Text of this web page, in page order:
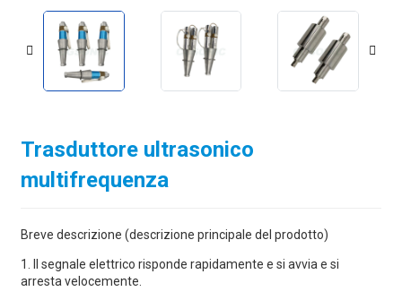
Trasduttore ultrasonico
multifrequenza
Breve descrizione (descrizione principale del prodotto)
1. Il segnale elettrico risponde rapidamente e si avvia e si
arresta velocemente.